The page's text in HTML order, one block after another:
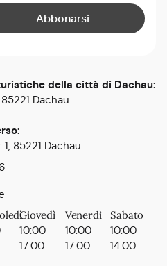
della città di Dachau:
Dachau
85221 Dachau
-
Giovedì
10:00 -
17:00
Venerdì
10:00 -
17:00
Sabato
10:00 -
14:00